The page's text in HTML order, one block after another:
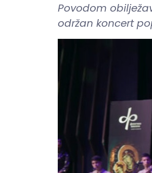
Povodom
održan koncert